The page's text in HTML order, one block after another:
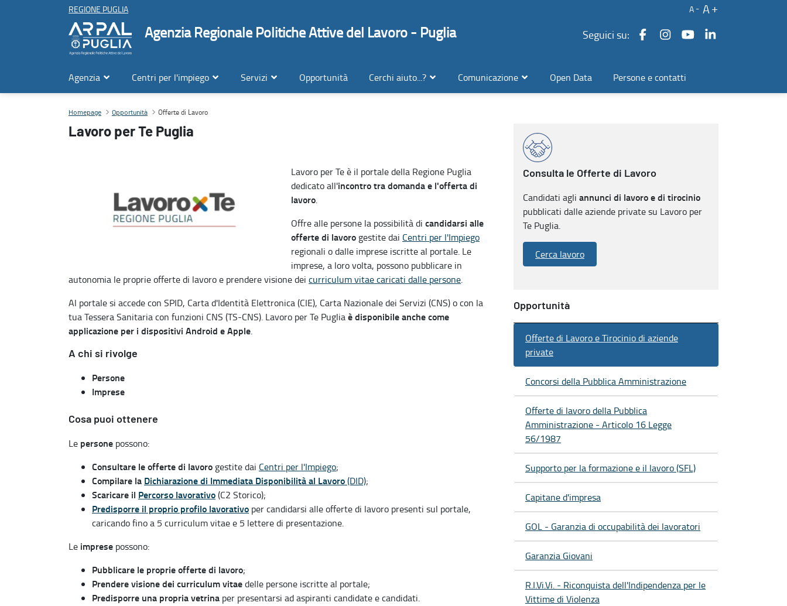
REGIONE PUGLIA A A
Agenzia Regionale Politiche Attive del Lavoro - Puglia Seguici su:
Agenzia Centri per l'impiego Servizi Opportunità Cerchi aiuto...? Comunicazione Open Data Persone e contatti
Offerte di Lavoro in Puglia su Lavoro per te
Contenuto principale
Homepage Opportunità Offerte di Lavoro
Lavoro per Te Puglia
Lavoro per Te è il portale della Regione Puglia
dedicato all'incontro tra domanda e l'offerta di
lavoro.
Offre alle persone la possibilità di candidarsi alle
offerte di lavoro gestite dai Centri per l'Impiego
regionali o dalle imprese iscritte al portale. Le
imprese, a loro volta, possono pubblicare in
autonomia le proprie offerte di lavoro e prendere visione dei curriculum vitae caricati dalle persone.
Al portale si accede con SPID, Carta d'Identità Elettronica (CIE), Carta Nazionale dei Servizi (CNS) o con la
tua Tessera Sanitaria con funzioni CNS (TS-CNS). Lavoro per Te Pugliaè disponibile anche come
applicazione per i dispositivi Android e Apple.
A chi si rivolge
Persone
Imprese
Cosa puoi ottenere
Le persone possono:
Consultare le offerte di lavoro gestite dai Centri per l'Impiego;
Compilare la Dichiarazione di Immediata Disponibilità al Lavoro(DID);
Scaricare il Percorso lavorativo(C2 Storico);
Predisporre il proprio profilo lavorativo per candidarsi alle offerte di lavoro presenti sul portale,
caricando fino a 5 curriculum vitae e 5 lettere di presentazione.
Le imprese possono:
Pubblicare le proprie offerte di lavoro;
Prendere visione dei curriculum vitaedelle persone iscritte al portale;
Predisporre una propria vetrina per presentarsi ad aspiranti candidate e candidati.
Consulta le Offerte di Lavoro
Candidati agli annunci di lavoro e di tirocinio
pubblicati dalle aziende private su Lavoro per
Te Puglia.
Cerca lavoro
Opportunità
Offerte di Lavoro e Tirocinio di aziende
private
Concorsi della Pubblica Amministrazione
Offerte di lavoro della Pubblica
Amministrazione - Articolo 16 Legge
56/1987
Supporto per la formazione e il lavoro (SFL)
Capitane d'impresa
GOL - Garanzia di occupabilità dei lavoratori
Garanzia Giovani
R.I.Vi.Vi. - Riconquista dell'Indipendenza per le
Vittime di Violenza